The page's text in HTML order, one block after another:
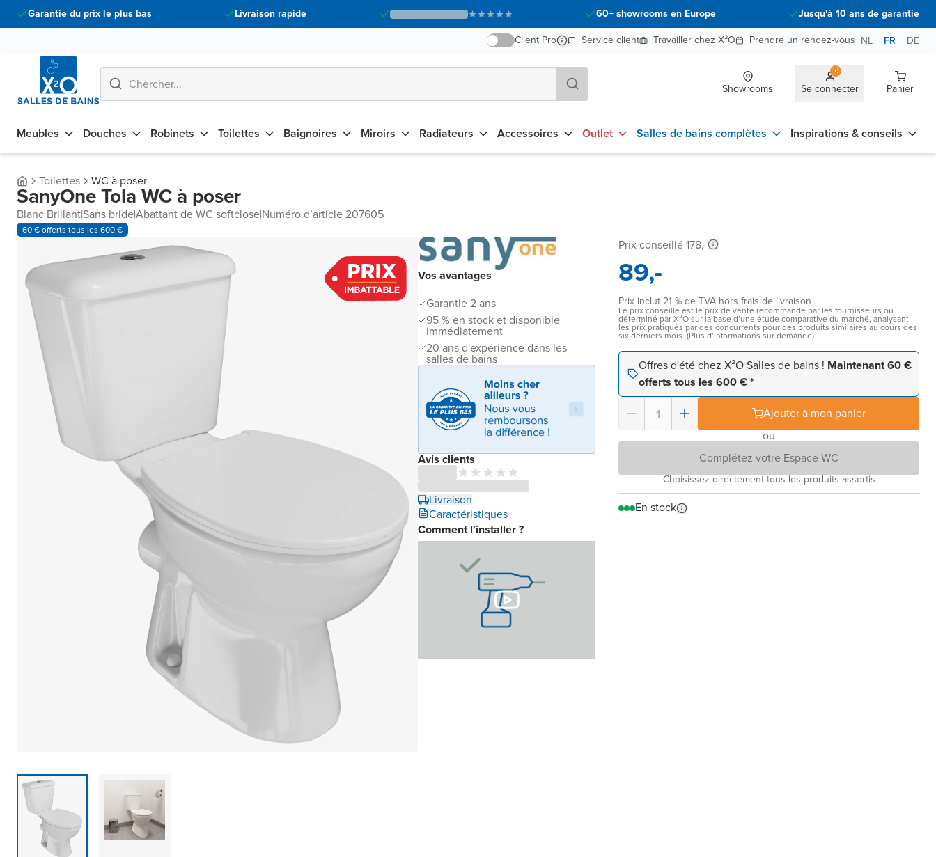
Garantie du prix le plus bas Livraison rapide 60+ showrooms en Europe
Jusqu'à 10 ans de garantie
Client Pro
Service client Travailler chez X²O Prendre un rendez-vous NL FR DE
Showrooms Se connecter Panier
Meubles Douches Robinets Toilettes Baignoires Miroirs Radiateurs Accessoires Outlet Salles de bains complètes Inspirations & conseils
Toilettes WC à poser
SanyOne Tola WC à poser
Blanc Brillant|Sans bride|Abattant de WC softclose|Numéro d’article 207605
60 € offerts tous les 600 €
Vos avantages
Garantie 2 ans
95 % en stock et disponible
immédiatement
20 ans d'expérience dans les
salles de bains
Avis clients
Livraison
Caractéristiques
Comment l'installer ?
Prix conseillé 178,-
89,-
Prix inclut 21 % de TVA hors frais de livraison
Le prix conseillé est le prix de vente recommandé par les fournisseurs ou
déterminé par X²O sur la base d’une étude comparative du marché, analysant
les prix pratiqués par des concurrents pour des produits similaires au cours des
six derniers mois. (Plus d’informations sur demande)
Offres d'été chez X²O Salles de bains ! Maintenant 60 €
offerts tous les 600 € *
Ajouter à mon panier
ou
Complétez votre Espace WC
Choisissez directement tous les produits assortis
En stock